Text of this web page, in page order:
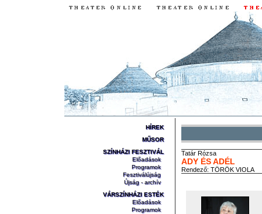
HÍREK
MŰSOR
SZÍNHÁZI FESZTIVÁL
Előadások
Programok
Fesztiválújság
Újság - archív
VÁRSZÍNHÁZI ESTÉK
Előadások
Programok
Tatár Rózsa
ADY ÉS ADÉL
Rendező: TÖRÖK VIOLA